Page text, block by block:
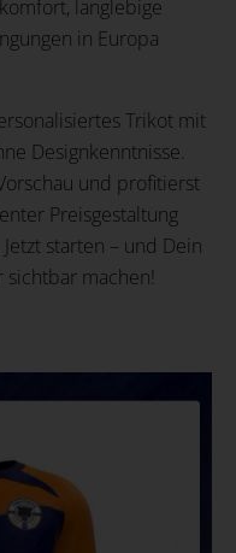
langlebige
in Europa
Trikot mit
Designkenntnisse.
und profitierst
Preisgestaltung
starten – und Dein
sichtbar machen!